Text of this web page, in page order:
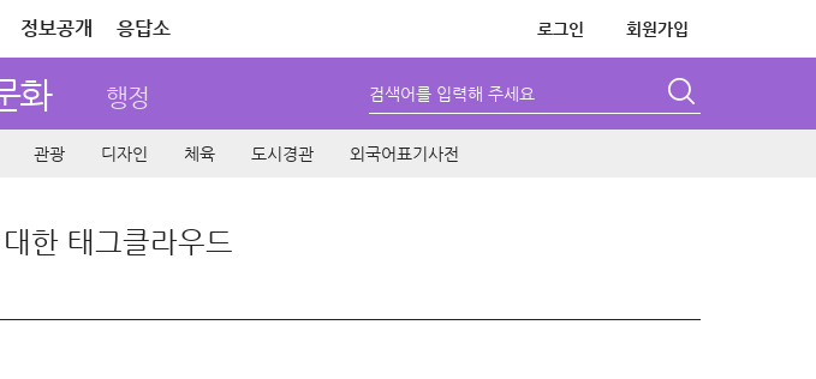
정보공개 응답소 로그인 회원가입
화 행정 검색어를 입력해 주세요
관광 디자인 체육 도시경관 외국어표기사전
한 태그클라우드